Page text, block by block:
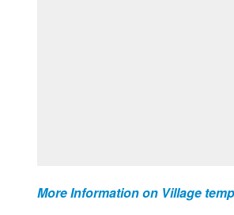
More Information on Village